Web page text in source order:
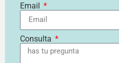
Email
Consulta